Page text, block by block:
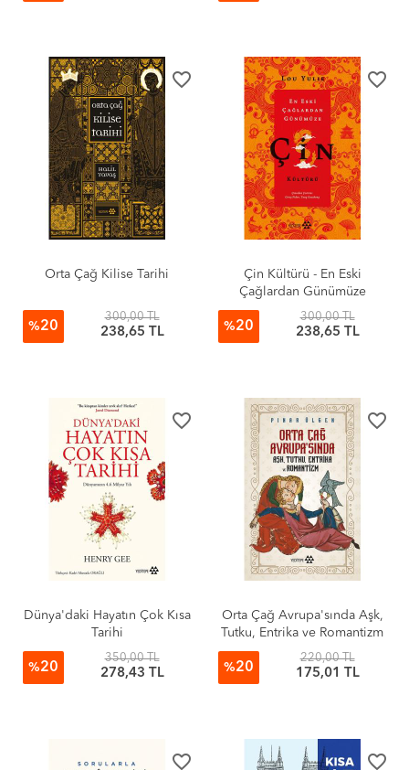
favorite_border
Orta Çağ Kilise Tarihi
%20
300,00 TL
238,65 TL
favorite_border
Çin Kültürü - En Eski
Çağlardan Günümüze
%20
300,00 TL
238,65 TL
favorite_border
Dünya'daki Hayatın Çok Kısa
Tarihi
%20
350,00 TL
278,43 TL
favorite_border
Orta Çağ Avrupa'sında Aşk,
Tutku, Entrika ve Romantizm
%20
220,00 TL
175,01 TL
favorite_border favorite_border